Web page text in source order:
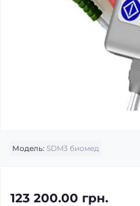
Модель: SDM3 биомед
123 200.00 грн.